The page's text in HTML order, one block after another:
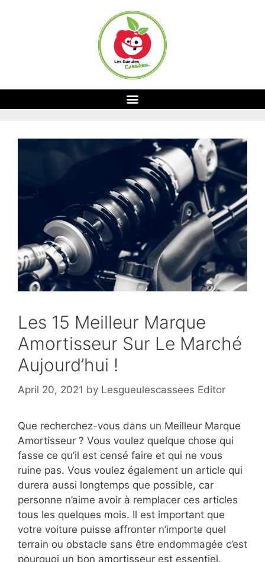
Les 15 Meilleur Marque
Amortisseur Sur Le Marché
Aujourd’hui !
April 20, 2021 by Lesgueulescassees Editor
Que recherchez-vous dans un Meilleur Marque
Amortisseur ? Vous voulez quelque chose qui
fasse ce qu’il est censé faire et qui ne vous
ruine pas. Vous voulez également un article qui
durera aussi longtemps que possible, car
personne n’aime avoir à remplacer ces articles
tous les quelques mois. Il est important que
votre voiture puisse affronter n’importe quel
terrain ou obstacle sans être endommagée c’est
pourquoi un bon amortisseur est essentiel.